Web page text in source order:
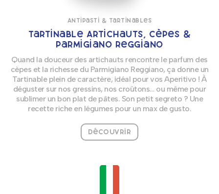
Antipasti & Tartinables
Tartinable Artichauts, Cèpes &
Parmigiano Reggiano
Quand la douceur des artichauts rencontre le parfum des
cèpes et la richesse du Parmigiano Reggiano, ça donne un
Tartinable plein de caractère, idéal pour vos Aperitivo ! À
déguster sur nos gressins, nos croûtons… ou même pour
sublimer un bon plat de pâtes. Son petit segreto ? Une
recette riche en légumes pour un max de gusto.
Découvrir